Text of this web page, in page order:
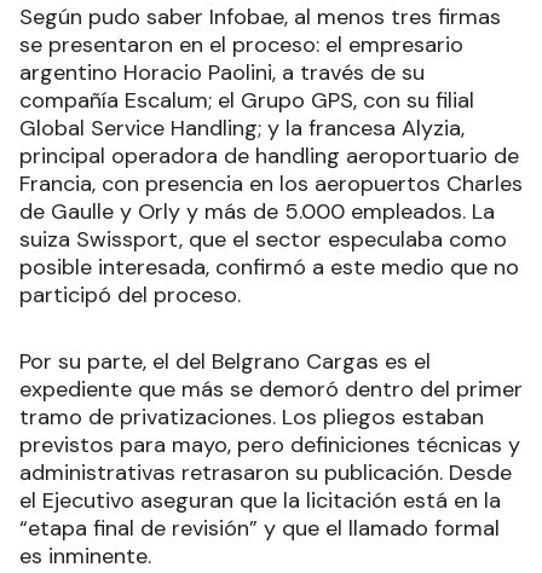
Según pudo saber Infobae, al menos tres firmas
se presentaron en el proceso: el empresario
argentino Horacio Paolini, a través de su
compañía Escalum; el Grupo GPS, con su filial
Global Service Handling; y la francesa Alyzia,
principal operadora de handling aeroportuario de
Francia, con presencia en los aeropuertos Charles
de Gaulle y Orly y más de 5.000 empleados. La
suiza Swissport, que el sector especulaba como
posible interesada, confirmó a este medio que no
participó del proceso.
Por su parte, el del Belgrano Cargas es el
expediente que más se demoró dentro del primer
tramo de privatizaciones. Los pliegos estaban
previstos para mayo, pero definiciones técnicas y
administrativas retrasaron su publicación. Desde
el Ejecutivo aseguran que la licitación está en la
“etapa final de revisión” y que el llamado formal
es inminente.